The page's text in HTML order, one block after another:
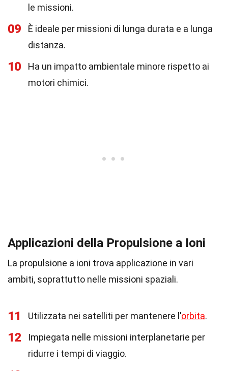
le missioni.
09
È ideale per missioni di lunga durata e a lunga
distanza.
10
Ha un impatto ambientale minore rispetto ai
motori chimici.
Applicazioni della Propulsione a Ioni
La propulsione a ioni trova applicazione in vari
ambiti, soprattutto nelle missioni spaziali.
11 Utilizzata nei satelliti per mantenere l'orbita.
12
Impiegata nelle missioni interplanetarie per
ridurre i tempi di viaggio.